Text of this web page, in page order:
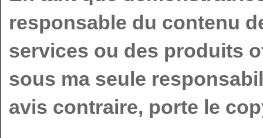
responsable du contenu
services ou des produits
sous ma seule
avis contraire, porte le